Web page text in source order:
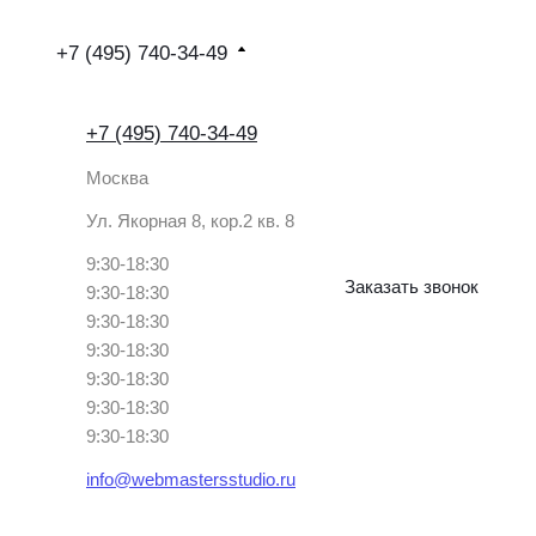
+7 (495) 740-34-49
+7 (495) 740-34-49
Москва
Ул. Якорная 8, кор.2 кв. 8
9:30-18:30
9:30-18:30
9:30-18:30
9:30-18:30
9:30-18:30
9:30-18:30
9:30-18:30
info@webmastersstudio.ru
Заказать звонок